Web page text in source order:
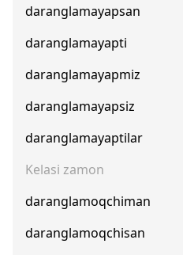
daranglamayapsan
daranglamayapti
daranglamayapmiz
daranglamayapsiz
daranglamayaptilar
Kelasi zamon
daranglamoqchiman
daranglamoqchisan